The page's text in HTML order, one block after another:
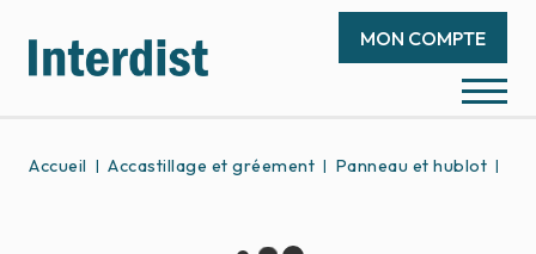
MON COMPTE
Accueil Accastillage et gréement Panneau et hublot